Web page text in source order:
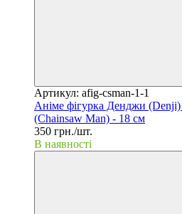
Артикул: afig-csman-1-1
Аніме фігурка Денджи
(Chainsaw Man) - 18 см
350 грн./шт.
В наявності